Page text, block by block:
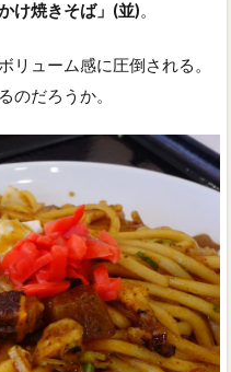
かけ焼きそば」(並)。
リューム感に圧倒される。
のだろうか。